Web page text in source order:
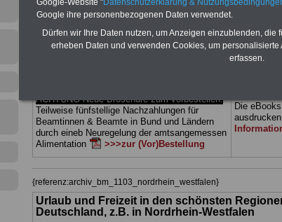
Bund und Ländern) sowie Beihilferecht in Bund
und Ländern. Alle drei Ratgeber sind
übersichtlich gegliedert und erläutern auch
kom-plizierte Sachverhalte verständlich
geregelt (auch geeignet für Beamtinnen und
ACHTUNG Neue Broschüre zum vorbestellen:
Teilweise fünfstellige Nachzahlungen für
Beamtinnen & Beamte in Bund und Ländern
durch eineb Neuregelung der amtsangemessen
Alimentation
>>>zur (Vor)Bestellung
können
Beamte
Landes
Themen
Besoldung,
öff.
Die
{referenz:archiv_bm_1103_nordrhein_westfalen}
Urlaub und Freizeit in den schönsten
Deutschland, z.B. in Nordrhein-Westfalen
Google-Website "Datenschutzerklärung &
Google ihre personenbezogenen Daten verwendet.
Dürfen wir Ihre Daten nutzen, um Anzeigen einzublenden,
erheben Daten und verwenden Cookies, um
erfassen.